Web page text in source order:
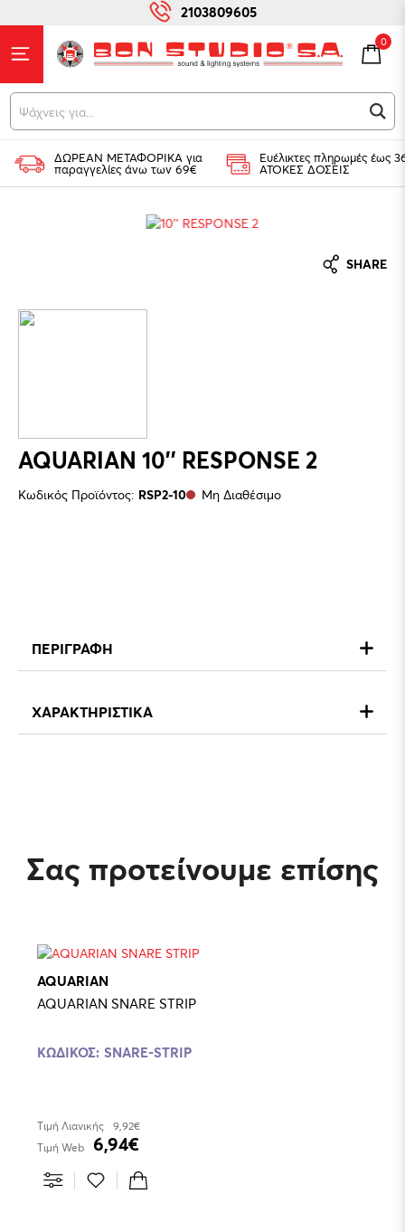
2103809605
0
Ψά
ΔΩΡΕΑΝ ΜΕΤΑΦΟΡΙΚΑ για
παραγγελίες άνω των 69€
Ευέλικτες πληρωμές έως
ΑΤΟΚΕΣ ΔΟΣΕΙΣ
SHARE
AQUARIAN 10'' RESPONSE 2
Κωδικός Προϊόντος: RSP2-10 Μη Διαθέσιμο
ΠΕΡΙΓΡΑΦΗ
ΧΑΡΑΚΤΗΡΙΣΤΙΚΑ
Σας προτείνουμε επίσης
AQUARIAN
AQUARIAN SNARE STRIP
ΚΩΔΙΚΟΣ: SNARE-STRIP
Τιμή Λιανικής
9,92€
Τιμή Web
6,94€